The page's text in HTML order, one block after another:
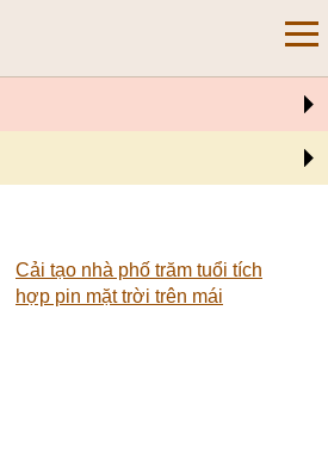
Cải tạo nhà phố trăm tuổi tích
hợp pin mặt trời trên mái